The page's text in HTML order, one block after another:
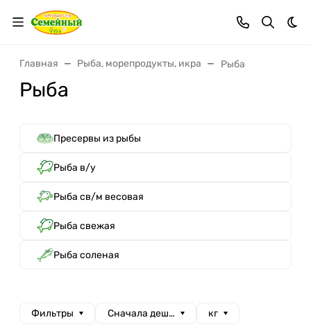
Главная Рыба, морепродукты, икра Рыба
Рыба
Пресервы из рыбы
Рыба в/у
Рыба св/м весовая
Рыба свежая
Рыба соленая
Фильтры Сначала дешевые кг